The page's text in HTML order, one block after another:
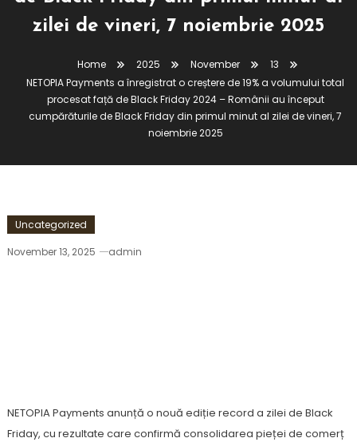
zilei de vineri, 7 noiembrie 2025
Home 2025 November
13
NETOPIA Payments a înregistrat o creștere de 19% a volumului total
procesat față de Black Friday 2024 – Românii au început
cumpărăturile de Black Friday din primul minut al zilei de vineri, 7
noiembrie 2025
Uncategorized
November 13, 2025
admin
NETOPIA Payments anunță o nouă ediție record a zilei de Black
Friday, cu rezultate care confirmă consolidarea pieței de comerț